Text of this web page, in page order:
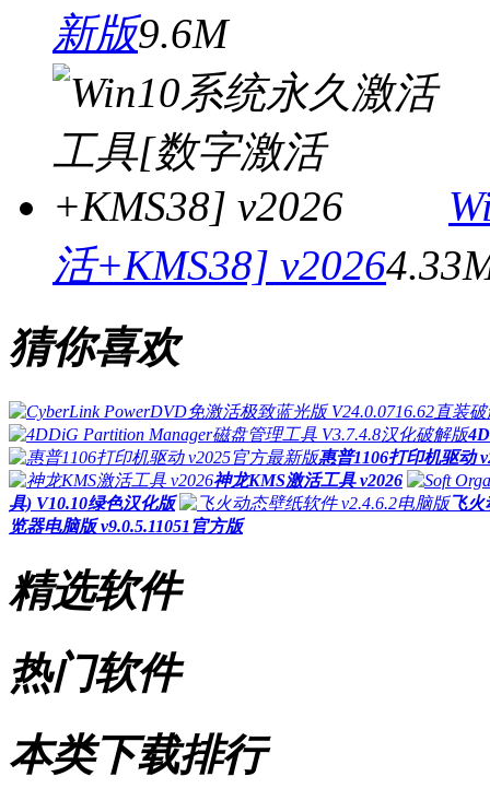
新版9.6M
活+KMS38] v2026
猜你喜欢
惠普1106打印机驱动
神龙KMS激活工具 v2026
具) V10.10绿色汉化版
飞火
览器电脑版 v9.0.5.11051官方版
精选软件
热门软件
本类下载排行